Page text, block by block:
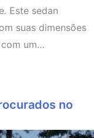
Este sedan
suas dimensões
com um…
no